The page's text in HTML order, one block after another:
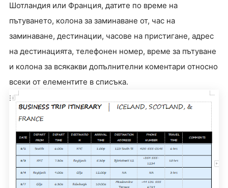
Шотландия или Франция, датите по време на
пътуването, колона за заминаване от, час на
заминаване, дестинации, часове на пристигане, адрес
на дестинацията, телефонен номер, време за пътуване
и колона за всякакви допълнителни коментари относно
всеки от елементите в списъка.